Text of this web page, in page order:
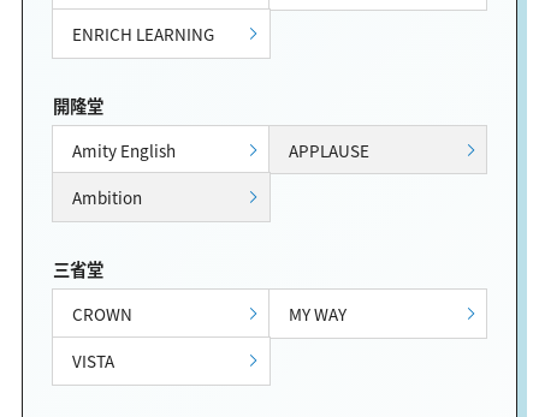
ENRICH LEARNING
開隆堂
Amity English
APPLAUSE
Ambition
三省堂
CROWN
MY WAY
VISTA